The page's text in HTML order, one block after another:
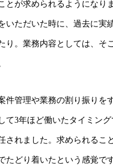
とが求められるようになり
いただいた時に、過去に実
り。業務内容としては、そ
件管理や業務の割り振りを
て3年ほど働いたタイミン
されました。求められるこ
たどり着いたという感覚です